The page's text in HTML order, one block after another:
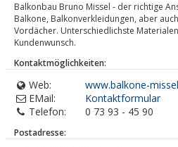
Balkonbau Bruno Missel - der richtige
Balkone, Balkonverkleidungen, aber
Vordächer. Unterschiedlichste
Kundenwunsch.
Kontaktmöglichkeiten:
Web:
www.balkone-
EMail:
Kontaktformular
Telefon:
0 73 93 - 45 90
Postadresse: